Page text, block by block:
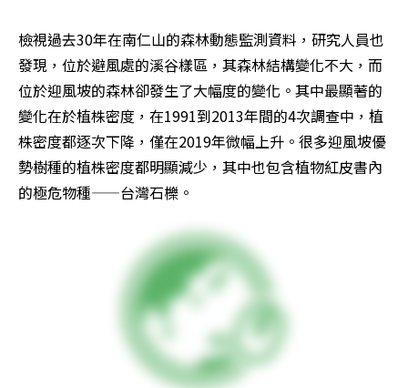
檢視過去30年在南仁山的森林動態監測資料，研究人員也
發現，位於避風處的溪谷樣區，其森林結構變化不大，而
位於迎風坡的森林卻發生了大幅度的變化。其中最顯著的
變化在於植株密度，在1991到2013年間的4次調查中，植
株密度都逐次下降，僅在2019年微幅上升。很多迎風坡優
勢樹種的植株密度都明顯減少，其中也包含植物紅皮書內
的極危物種——台灣石櫟。